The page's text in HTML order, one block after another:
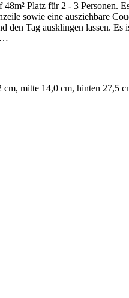
Platz für 2 - 3
sowie eine ausziehbare
den Tag ausklingen lassen.
…
mitte 14,0 cm, hinten 27,5